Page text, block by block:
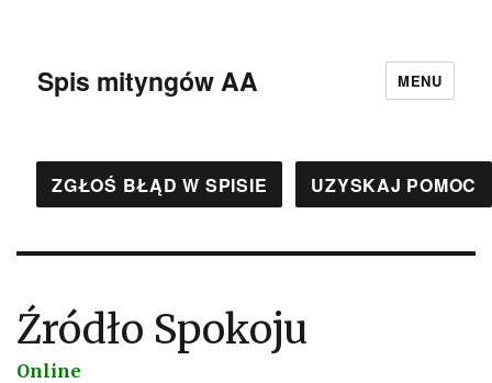
Spis mityngów AA MENU
ZGŁOŚ BŁĄD W SPISIE UZYSKAJ POMOC
Źródło Spokoju
Online